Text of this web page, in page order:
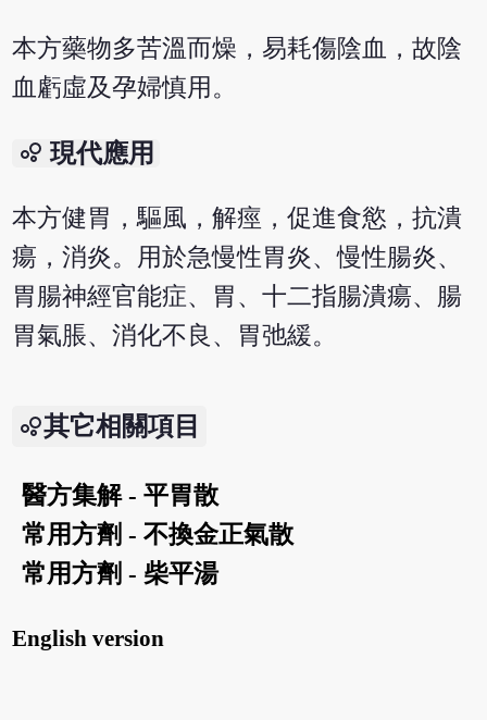
本方藥物多苦溫而燥，易耗傷陰血，故陰
血虧虛及孕婦慎用。
bubble_chart 現代應用
本方健胃，驅風，解痙，促進食慾，抗潰
瘍，消炎。用於急慢性胃炎、慢性腸炎、
胃腸神經官能症、胃、十二指腸潰瘍、腸
胃氣脹、消化不良、胃弛緩。
其它相關項目
醫方集解 - 平胃散
常用方劑 - 不換金正氣散
常用方劑 - 柴平湯
English version